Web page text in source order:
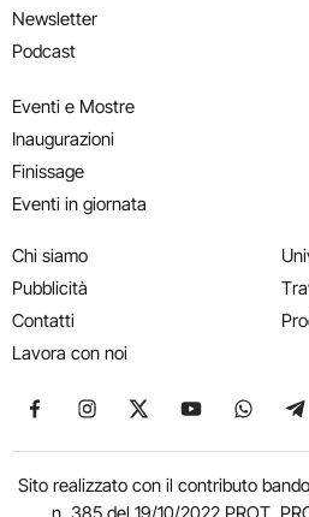
Newsletter
Podcast
Eventi e Mostre
Inaugurazioni
Finissage
Eventi in giornata
Chi siamo
Pubblicità
Contatti
Lavora con noi
Seguici su Facebook
Seguici su Instagram
Seguici su X
Seguici su
Seguici
Sito realizzato con il contributo